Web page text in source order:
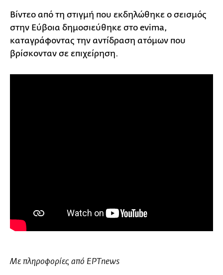
Βίντεο από τη στιγμή που εκδηλώθηκε ο σεισμός
στην Εύβοια δημοσιεύθηκε στο evima,
καταγράφοντας την αντίδραση ατόμων που
βρίσκονταν σε επιχείρηση.
Με πληροφορίες από ΕΡΤnews